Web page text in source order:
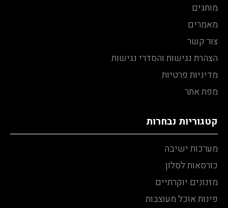
מותגים
מאמרים
צור קשר
הצהרת נגישות והסדרי נגישות
מדיניות פרטיות
מפת אתר
קטגוריות נבחרות
מערכות ישיבה
כורסאות לסלון
מזנונים יוקרתיים
פינות אוכל מעוצבות